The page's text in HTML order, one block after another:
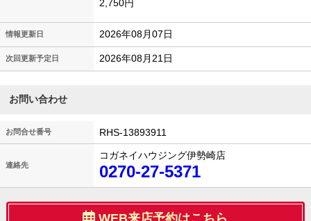
2,750円
情報更新日 2026年08月07日
次回更新予定日 2026年08月21日
お問い合わせ
お問合せ番号 RHS-13893911
連絡先
コガネイハウジング伊勢崎店
0270-27-5371